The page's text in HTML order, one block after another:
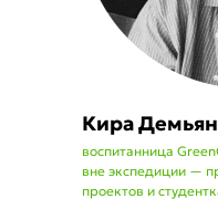
Кира
воспитанница
вне экспедиции —
проектов и